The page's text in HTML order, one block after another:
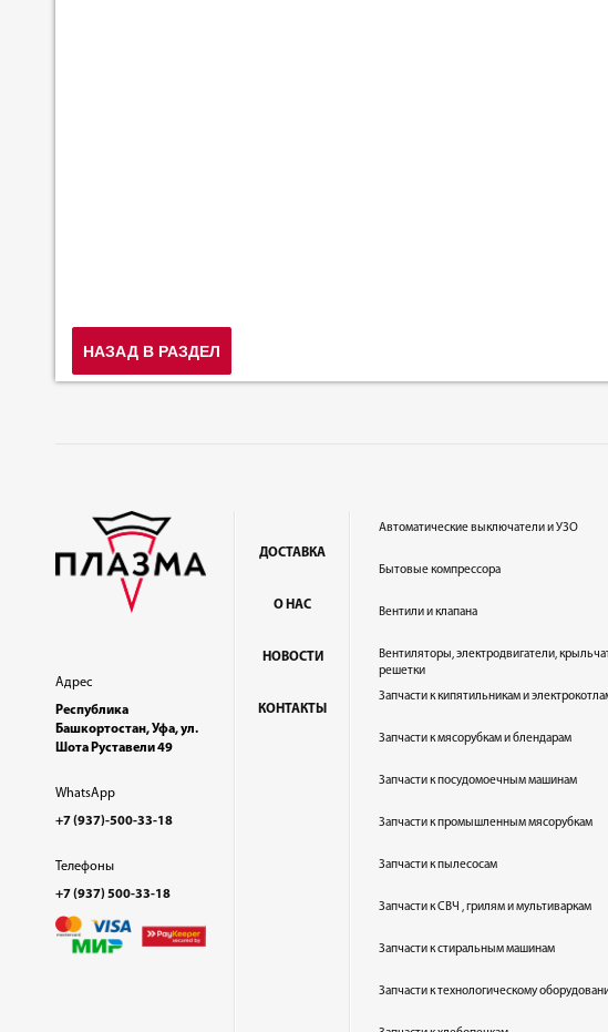
НАЗАД В РАЗДЕЛ
Адрес
Республика
Башкортостан, Уфа, ул.
Шота Руставели 49
WhatsApp
+7 (937)-500-33-18
Телефоны
+7 (937) 500-33-18
ДОСТАВКА
О НАС
НОВОСТИ
КОНТАКТЫ
Автоматические выключатели и УЗО
Бытовые компрессора
Вентили и клапана
Вентиляторы, электродвигатели,
решетки
Запчасти к кипятильникам и
Запчасти к мясорубкам и блендарам
Запчасти к посудомоечным машинам
Запчасти к промышленным мясорубкам
Запчасти к пылесосам
Запчасти к СВЧ , грилям и мультиваркам
Запчасти к стиральным машинам
Запчасти к технологическому